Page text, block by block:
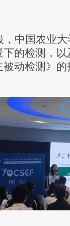
，中国农业
的检测，
动检测》 的